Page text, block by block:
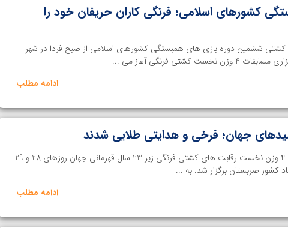
کشورهای اسلامی؛ فرنگی کاران حریفان خود را
ششمین دوره بازی های همبستگی کشورهای اسلامی از صبح فردا در شهر
کشتی فرنگی آغاز می ...
ادامه مطلب
جهان؛ فرخی و هدایتی طلایی شدند
خانه کشتی | مسابقات 4 وزن نخست رقابت های کشتی فرنگی زیر 23 سال قهرمانی جهان روزهای 28 و 29
کشور صربستان برگزار شد. به ...
ادامه مطلب